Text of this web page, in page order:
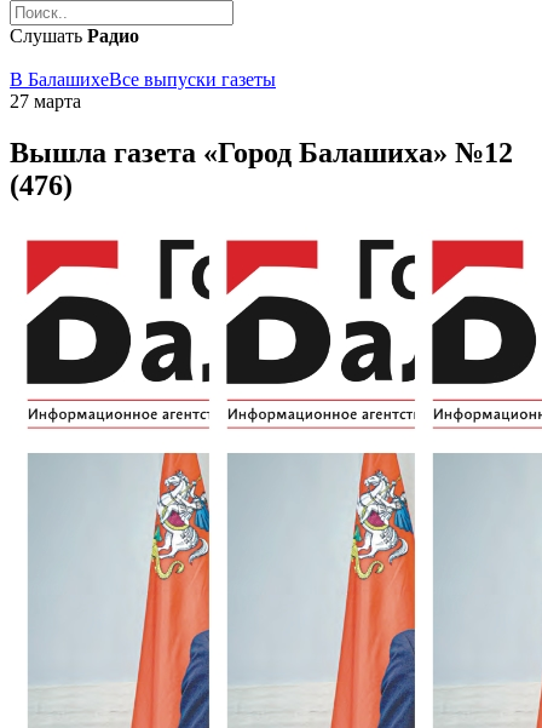
Слушать Радио
В БалашихеВсе выпуски газеты
27 марта
Вышла газета «Город Балашиха» №12
(476)